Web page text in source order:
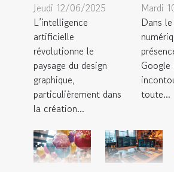
Jeudi 12/06/2025
L’intelligence
artificielle
révolutionne le
paysage du design
graphique,
particulièrement dans
la création...
Mardi
Dans
Google
toute...